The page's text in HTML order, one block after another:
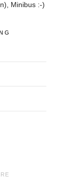
Minibus :-)